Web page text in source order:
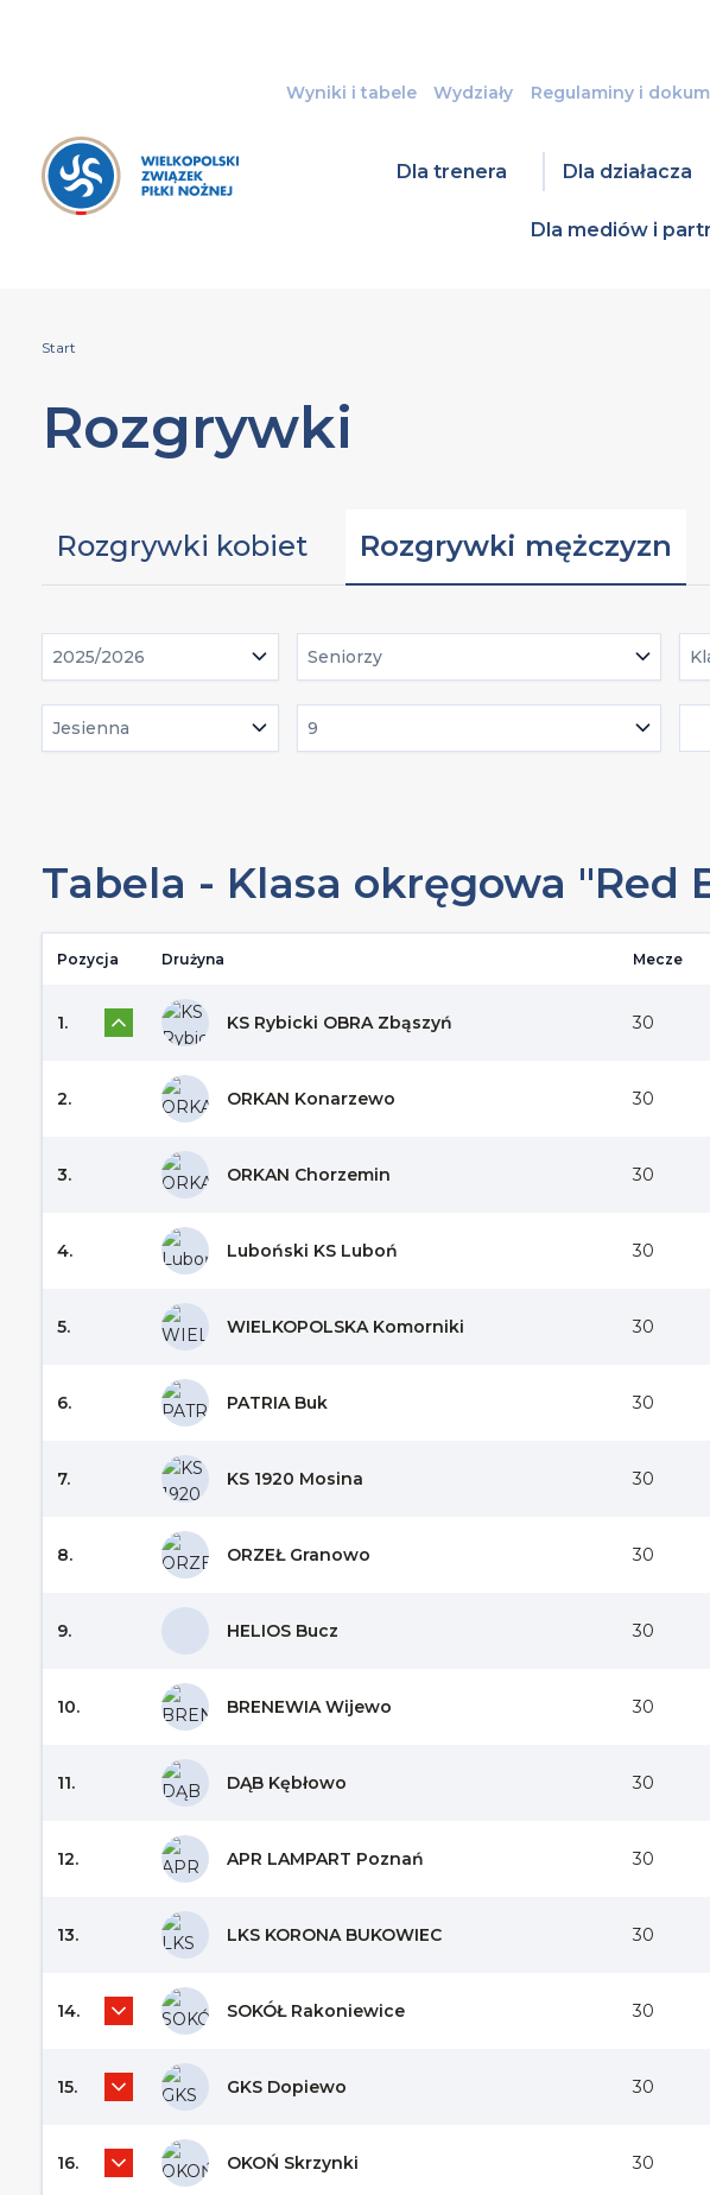
Wyniki i tabele Wydziały Regulaminy i
Dla trenera Dla działacza
Dla mediów i
Start
Rozgrywki
Rozgrywki kobiet Rozgrywki mężczyzn
2025/2026 Seniorzy
Jesienna 9
Tabela - Klasa okręgowa "Red
Pozycja Drużyna Mecze
1. KS Rybicki OBRA Zbąszyń 30
2. ORKAN Konarzewo 30
3. ORKAN Chorzemin 30
4. Luboński KS Luboń 30
5. WIELKOPOLSKA Komorniki 30
6. PATRIA Buk 30
7. KS 1920 Mosina 30
8. ORZEŁ Granowo 30
9. HELIOS Bucz 30
10. BRENEWIA Wijewo 30
11. DĄB Kębłowo 30
12. APR LAMPART Poznań 30
13. LKS KORONA BUKOWIEC 30
14. SOKÓŁ Rakoniewice 30
15. GKS Dopiewo 30
16. OKOŃ Skrzynki 30